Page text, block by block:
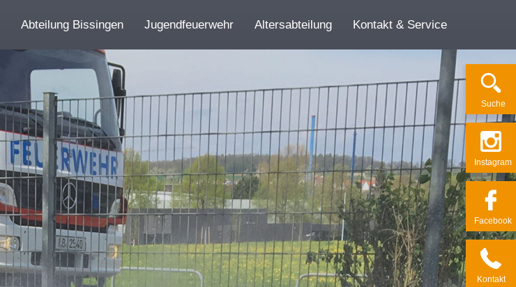
Abteilung Bissingen Jugendfeuerwehr Altersabteilung Kontakt & Service
Su­che
Ins­ta­gram
Face­book
Kon­takt